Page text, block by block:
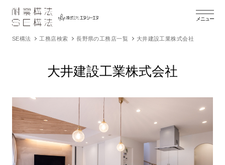
メニュー
SE構法 工務店検索 長野県の工務店一覧 大井建設工業株式会社
大井建設工業株式会社